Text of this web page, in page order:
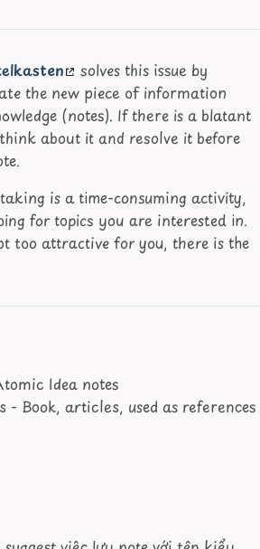
solves this issue by
the new piece of information
(notes). If there is a blatant
about it and resolve it before
is a time-consuming activity,
for topics you are interested in.
too attractive for you, there is the
Idea notes
- Book, articles, used as references